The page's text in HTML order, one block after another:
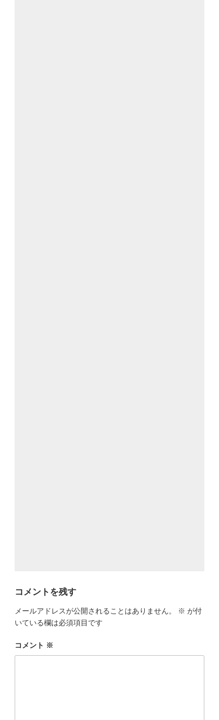
コメントを残す
メールアドレスが公開されることはありません。 ※ が付
いている欄は必須項目です
コメント ※